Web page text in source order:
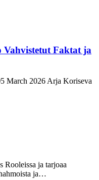
Vahvistetut Faktat ja
March 2026 Arja Koriseva
Rooleissa ja tarjoaa
ja…